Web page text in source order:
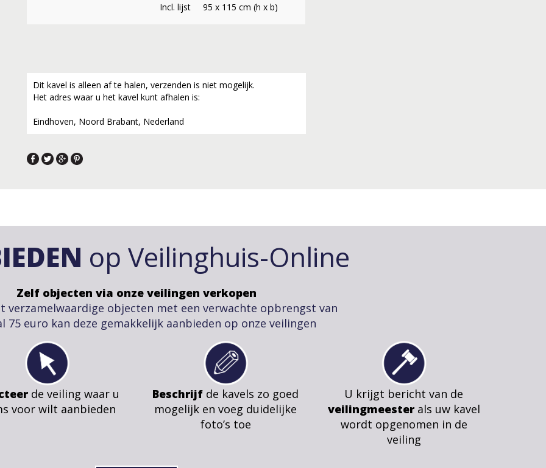
Incl. lijst 95 x 115 cm (h x b)
Dit kavel is alleen af te halen, verzenden is niet mogelijk.
Het adres waar u het kavel kunt afhalen is:
Eindhoven, Noord Brabant, Nederland
op Veilinghuis-Online
Zelf objecten via onze veilingen verkopen
verzamelwaardige objecten met een verwachte opbrengst van
75 euro kan deze gemakkelijk aanbieden op onze veilingen
de veiling waar u
voor wilt aanbieden
Beschrijf de kavels zo goed
mogelijk en voeg duidelijke
foto’s toe
U krijgt bericht van de
veilingmeesterals uw kavel
wordt opgenomen in de
veiling